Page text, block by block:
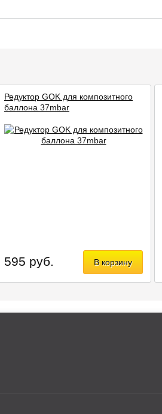
Редуктор GOK для композитного
баллона 37mbar
В корзину
595 руб.